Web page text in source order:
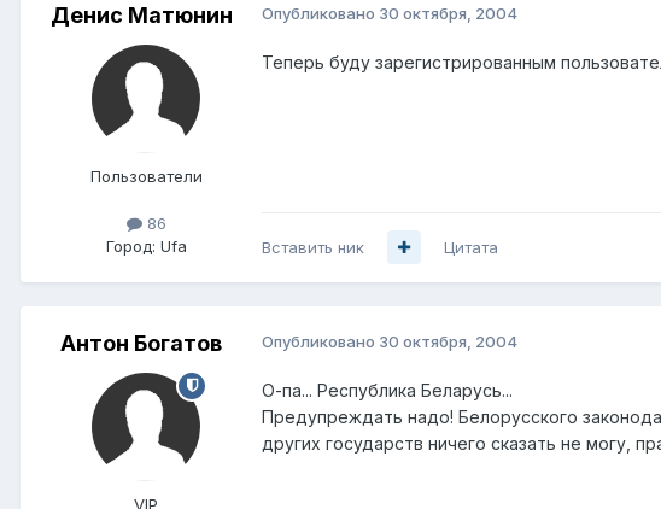
Денис Матюнин
Пользователи
86
Город: Ufa
Опубликовано 30 октября, 2004
Теперь буду зарегистрированным
Вставить ник Цитата
Антон Богатов
VIP
Опубликовано 30 октября, 2004
О-па... Республика Беларусь...
Предупреждать надо! Белорусского
других государств ничего сказать не могу,